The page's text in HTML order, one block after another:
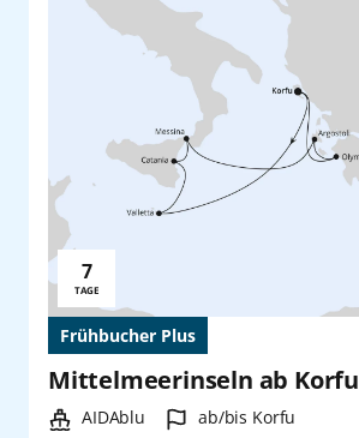
Frühbucher Plus
Mittelmeerinseln ab Korfu
Schiff:
AIDAblu Hafen:
ab/bis Korfu
Reisedauer:
7
TAGE